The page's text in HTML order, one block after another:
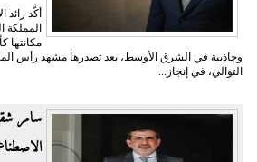
أكَّد
المملكة
مكانتها
وجاذبية في الشرق الأوسط، بعد تصدرها مشهد رأس
التوالي، في إنجاز...
سامر